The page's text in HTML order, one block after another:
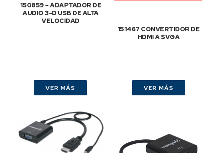
150859 – ADAPTADOR DE
AUDIO 3-D USB DE ALTA
VELOCIDAD
VER MÁS
151467 CONVERTIDOR DE
HDMI A SVGA
VER MÁS